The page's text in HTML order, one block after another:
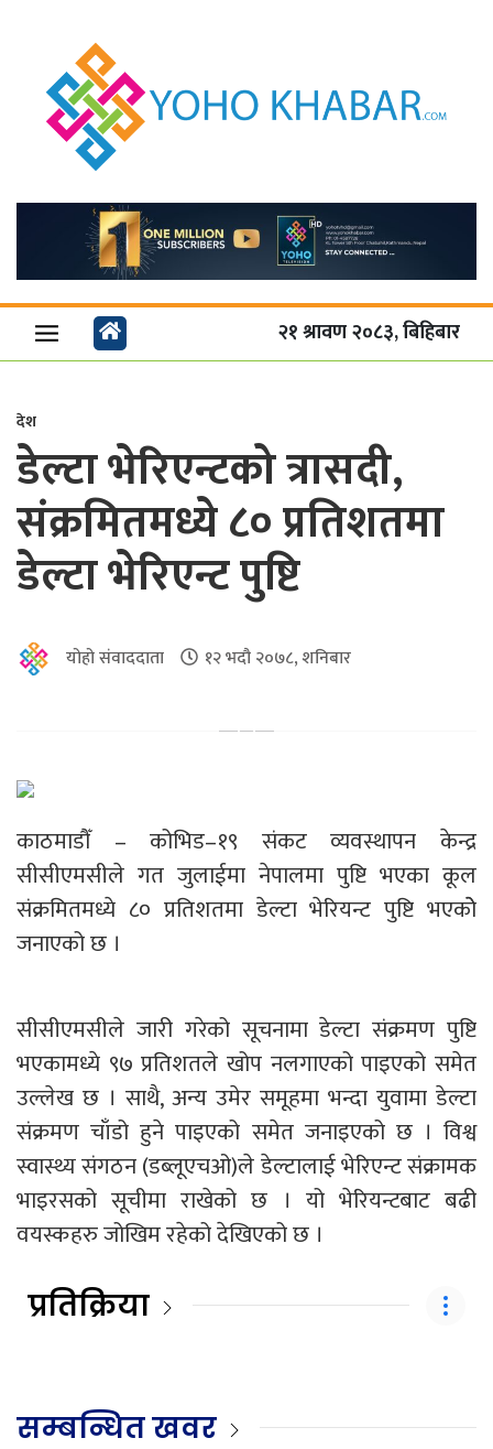
२१ श्रावण २०८३, बिहिबार
देश
डेल्टा भेरिएन्टको त्रासदी,
संक्रमितमध्ये ८० प्रतिशतमा
डेल्टा भेरिएन्ट पुष्टि
योहो संवाददाता १२ भदौ २०७८, शनिबार
काठमाडौँ – कोभिड–१९ संकट व्यवस्थापन केन्द्र
सीसीएमसीले गत जुलाईमा नेपालमा पुष्टि भएका कूल
संक्रमितमध्ये ८० प्रतिशतमा डेल्टा भेरियन्ट पुष्टि भएकोे
जनाएको छ ।
सीसीएमसीले जारी गरेको सूचनामा डेल्टा संक्रमण पुष्टि
भएकामध्ये ९७ प्रतिशतले खोप नलगाएको पाइएको समेत
उल्लेख छ । साथै, अन्य उमेर समूहमा भन्दा युवामा डेल्टा
संक्रमण चाँडो हुने पाइएको समेत जनाइएको छ । विश्व
स्वास्थ्य संगठन (डब्लूएचओ)ले डेल्टालाई भेरिएन्ट संक्रामक
भाइरसको सूचीमा राखेको छ । यो भेरियन्टबाट बढी
वयस्कहरु जोखिम रहेको देखिएको छ ।
प्रतिक्रिया
सम्बन्धित खवर